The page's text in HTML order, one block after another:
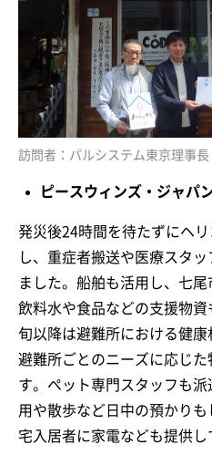
訪問者：パルシステム東京理事
ピースウィンズ・ジャパ
発災後24時間を待たずにヘ
し、重症者搬送や医療スタ
ました。船舶も活用し、七
飲料水や食品などの支援物
旬以降は避難所における健康
避難所ごとのニーズに応じ
す。ペット専門スタッフも
用や散歩など日中の預かり
宅入居者に家電なども提供し